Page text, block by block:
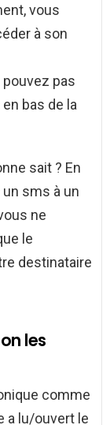
vous
à son
pas
bas de la
sait ? En
sms à un
ne
le
destinataire
les
comme
a lu/ouvert le